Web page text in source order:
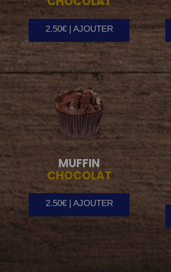
2.50€ | AJOUTER
MUFFIN
CHOCOLAT
2.50€ | AJOUTER